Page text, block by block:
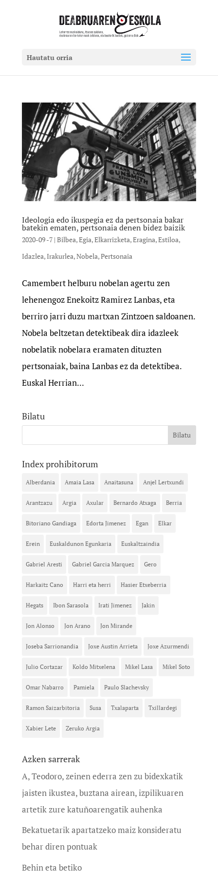
Hautatu orria
Ideologia edo ikuspegia ez da pertsonaia bakar
batekin ematen, pertsonaia denen bidez baizik
2020-09 -7| Bilbea,Egia,Elkarrizketa,Eragina,Estiloa,
Idazlea,Irakurlea,Nobela,Pertsonaia
Camembert helburu nobelan agertu zen
lehenengoz Enekoitz Ramirez Lanbas, eta
berriro jarri duzu martxan Zintzoen saldoanen.
Nobela beltzetan detektibeak dira idazleek
nobelatik nobelara eramaten dituzten
pertsonaiak, baina Lanbas ez da detektibea.
Euskal Herrian...
Bilatu
Index prohibitorum
Alberdania Amaia Lasa Anaitasuna Anjel Lertxundi
Arantzazu Argia Axular Bernardo Atxaga Berria
Bitoriano Gandiaga Edorta Jimenez Egan Elkar
Erein Euskaldunon Egunkaria Euskaltzaindia
Gabriel Aresti Gabriel Garcia Marquez Gero
Harkaitz Cano Harri eta herri Hasier Etxeberria
Hegats Ibon Sarasola Irati Jimenez Jakin
Jon Alonso Jon Arano Jon Mirande
Joseba Sarrionandia Joxe Austin Arrieta Joxe Azurmendi
Julio Cortazar Koldo Mitxelena Mikel Lasa Mikel Soto
Omar Nabarro Pamiela Paulo Slachevsky
Ramon Saizarbitoria Susa Txalaparta Txillardegi
Xabier Lete Zeruko Argia
Azken sarrerak
A, Teodoro, zeinen ederra zen zu bidexkatik
jaisten ikustea, buztana airean, izpilikuaren
artetik zure katuñoarengatik auhenka
Bekatuetarik apartatzeko maiz konsideratu
behar diren pontuak
Behin eta betiko